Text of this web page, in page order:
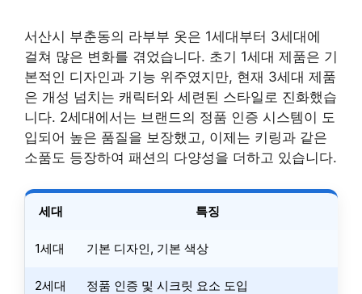
서산시 부춘동의 라부부 옷은 1세대부터 3세대에
걸쳐 많은 변화를 겪었습니다. 초기 1세대 제품은 기
본적인 디자인과 기능 위주였지만, 현재 3세대 제품
은 개성 넘치는 캐릭터와 세련된 스타일로 진화했습
니다. 2세대에서는 브랜드의 정품 인증 시스템이 도
입되어 높은 품질을 보장했고, 이제는 키링과 같은
소품도 등장하여 패션의 다양성을 더하고 있습니다.
세대 특징
1세대 기본 디자인, 기본 색상
2세대 정품 인증 및 시크릿 요소 도입